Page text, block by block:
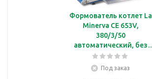
Формователь котлет La
Minerva СЕ 653V,
380/3/50
автоматический, без
барабана, с
производительностью
до 4200 шт/ч, вариатор,
Под заказ